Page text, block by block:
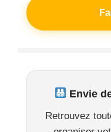
Envie
Retrouvez